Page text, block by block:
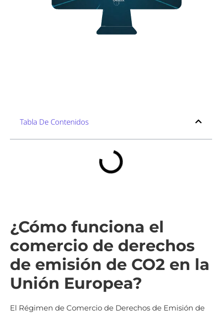
Tabla De Contenidos
¿Cómo funciona el
comercio de derechos
de emisión de CO2 en la
Unión Europea?
El Régimen de Comercio de Derechos de Emisión de